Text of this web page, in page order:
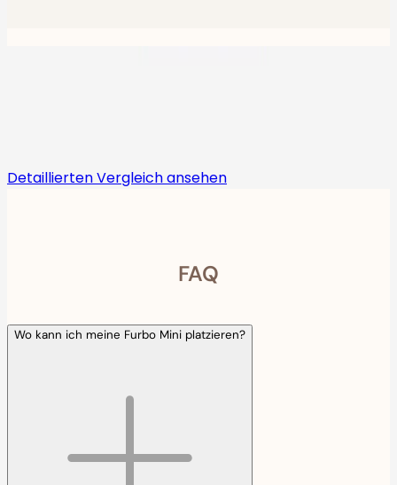
Detaillierten Vergleich ansehen
FAQ
Wo kann ich meine Furbo Mini platzieren?